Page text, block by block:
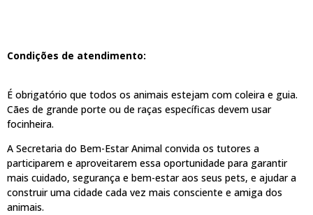
Condições de atendimento:
É obrigatório que todos os animais estejam com coleira e guia.
Cães de grande porte ou de raças específicas devem usar
focinheira.
A Secretaria do Bem-Estar Animal convida os tutores a
participarem e aproveitarem essa oportunidade para garantir
mais cuidado, segurança e bem-estar aos seus pets, e ajudar a
construir uma cidade cada vez mais consciente e amiga dos
animais.